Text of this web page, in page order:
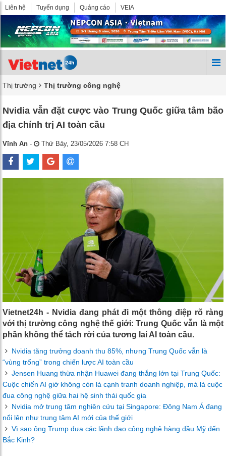
Liên hệ Tuyển dụng Quảng cáo VEIA
Thị trường Thị trường công nghệ
Nvidia vẫn đặt cược vào Trung Quốc giữa tâm bão
địa chính trị AI toàn cầu
Vĩnh An - Thứ Bảy, 23/05/2026 7:58 CH
Vietnet24h - Nvidia đang phát đi một thông điệp rõ ràng
với thị trường công nghệ thế giới: Trung Quốc vẫn là một
phần không thể tách rời của tương lai AI toàn cầu.
Nvidia tăng trưởng doanh thu 85%, nhưng Trung Quốc vẫn là
“vùng trống” trong chiến lược AI toàn cầu
Jensen Huang thừa nhận Huawei đang thắng lớn tại Trung Quốc:
Cuộc chiến AI giờ không còn là cạnh tranh doanh nghiệp, mà là cuộc
đua công nghệ giữa hai hệ sinh thái quốc gia
Nvidia mở trung tâm nghiên cứu tại Singapore: Đông Nam Á đang
nổi lên như trung tâm AI mới của thế giới
Vì sao ông Trump đưa các lãnh đạo công nghệ hàng đầu Mỹ đến
Bắc Kinh?